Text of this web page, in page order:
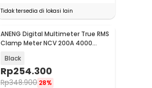
Tidak tersedia di lokasi lain
Baru
ANENG Digital Multimeter True RMS
Clamp Meter NCV 200A 4000
Black
Rp254.300
Rp348.900 28%